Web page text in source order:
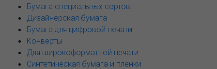
Бумага специальных сортов
Дизайнерская бумага
Бумага для цифровой печати
Конверты
Для широкоформатной печати
Синтетическая бумага и пленки